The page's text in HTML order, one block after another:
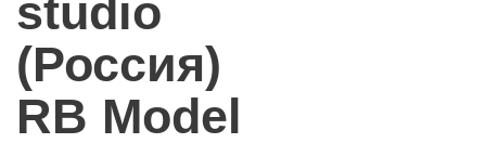
studio
(Россия)
RB Model